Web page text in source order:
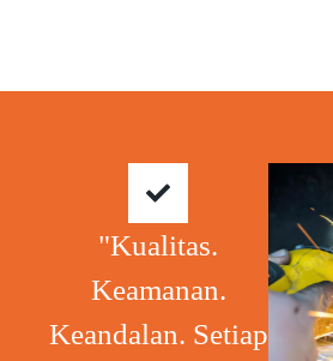
"Kualitas.
Keamanan.
Keandalan. Setiap